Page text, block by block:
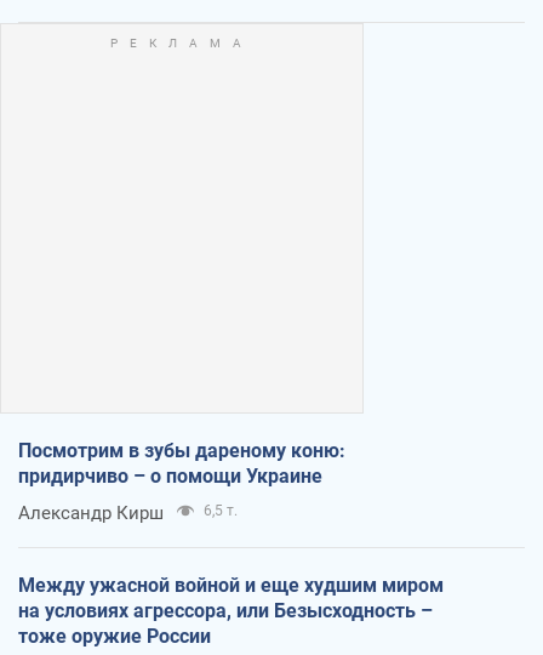
Посмотрим в зубы дареному коню:
придирчиво – о помощи Украине
Александр Кирш 6,5 т.
Между ужасной войной и еще худшим миром
на условиях агрессора, или Безысходность –
тоже оружие России